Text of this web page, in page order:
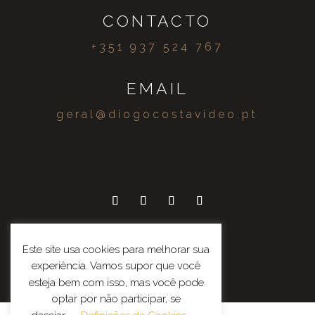
CONTACTO
+351 937 524 767
EMAIL
geral@diogocostavideo.pt
Este site usa cookies para melhorar sua
experiência. Vamos supor que você
esteja bem com isso, mas você pode
optar por não participar, se